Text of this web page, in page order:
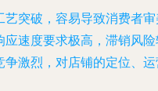
突破，容易导致消费者审
速度要求极高，滞销风险
激烈，对店铺的定位、运